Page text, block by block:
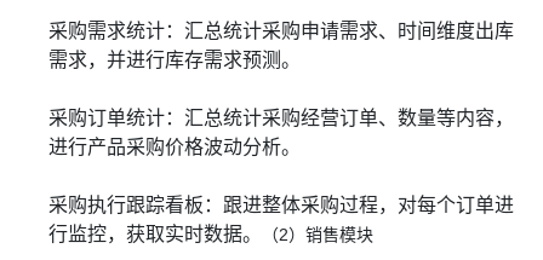
采购需求统计：汇总统计采购申请需求、时间维度出库
需求，并进行库存需求预测。
采购订单统计：汇总统计采购经营订单、数量等内容，
进行产品采购价格波动分析。
采购执行跟踪看板：跟进整体采购过程，对每个订单进
行监控，获取实时数据。
（2）销售模块